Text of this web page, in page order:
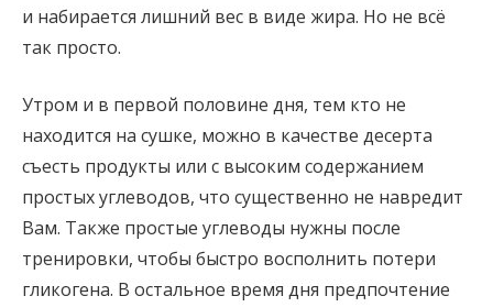
и набирается лишний вес в виде жира. Но не всё
так просто.
Утром и в первой половине дня, тем кто не
находится на сушке, можно в качестве десерта
съесть продукты или с высоким содержанием
простых углеводов, что существенно не навредит
Вам. Также простые углеводы нужны после
тренировки, чтобы быстро восполнить потери
гликогена. В остальное время дня предпочтение